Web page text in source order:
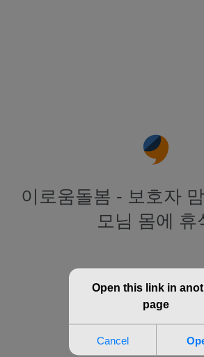
이로움돌봄 - 보호자
모님 몸에 휴